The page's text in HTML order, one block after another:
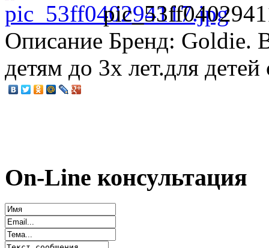
Описание Бренд: Goldie.
детям до 3х лет.для детей
On-Line консультация